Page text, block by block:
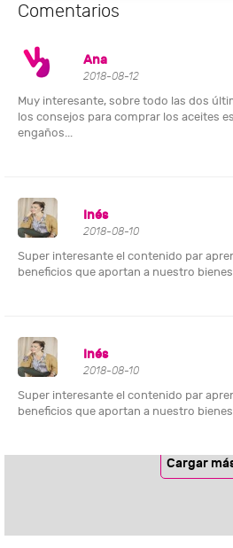
Comentarios
Ana
2018-08-12
Muy interesante, sobre todo las dos
los consejos para comprar los aceites
engaños...
Inés
2018-08-10
Super interesante el contenido par
beneficios que aportan a nuestro
Inés
2018-08-10
Super interesante el contenido par
beneficios que aportan a nuestro
Cargar